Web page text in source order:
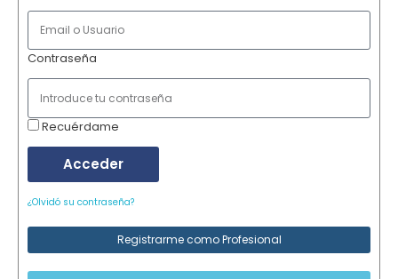
Contraseña
Recuérdame
Acceder
¿Olvidó su contraseña?
Registrarme como Profesional